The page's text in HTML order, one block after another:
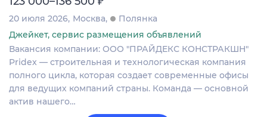
20 июля 2026 Москва
Полянка
Джейкет, сервис размещения объявлений
Вакансия компании: ООО "ПРАЙДЕКС КОНСТРАКШН"
Pridex — строительная и технологическая компания
полного цикла, которая создает современные офисы
для ведущих компаний страны. Команда — основной
актив нашего…